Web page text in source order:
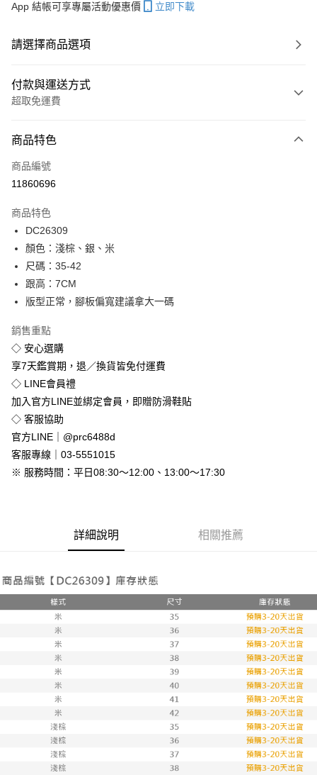
App 結帳可享專屬活動優惠價 立即下載
請選擇商品選項
付款與運送方式
超取免運費
信用卡一次付款
超商取貨付款
Apple Pay
街口支付
悠遊付
Google Pay
全盈+PAY
運送方式
全家付款取貨
免運費
付款後全家取貨
免運費
7-11付款取貨
離島郵局配送
每筆NT$90，滿NT$999(含以上)免運費
【宇迅國際】限一般住址，不支援智能櫃 查看運費
商品特色
商品編號
11860696
商品特色
DC26309
顏色：淺棕、銀、米
尺碼：35-42
跟高：7CM
版型正常，腳板偏寬建議拿大一碼
銷售重點
◇ 安心選購
享7天鑑賞期，退／換貨皆免付運費
◇ LINE會員禮
加入官方LINE並綁定會員，即贈防滑鞋貼
◇ 客服協助
官方LINE｜@prc6488d
客服專線｜03-5551015
※ 服務時間：平日08:30～12:00、13:00～17:30
詳細說明 相關推薦